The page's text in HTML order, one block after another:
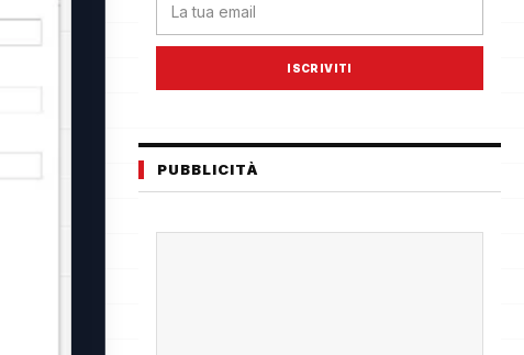
ISCRIVITI
PUBBLICITÀ